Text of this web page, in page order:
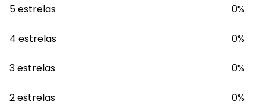
5 estrelas
0%
4 estrelas 0%
3 estrelas 0%
2 estrelas 0%